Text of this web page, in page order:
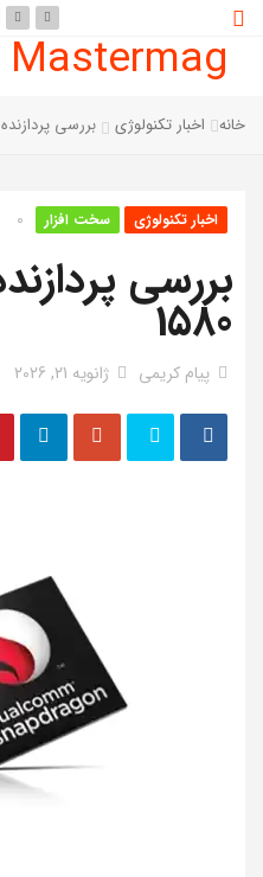
Mastermag
خانه اخبار تکنولوژی بررسی پردازنده
اخبار تکنولوژی سخت افزار 0
بررسی
1580
پیام کریمی ژانویه 21, 2026